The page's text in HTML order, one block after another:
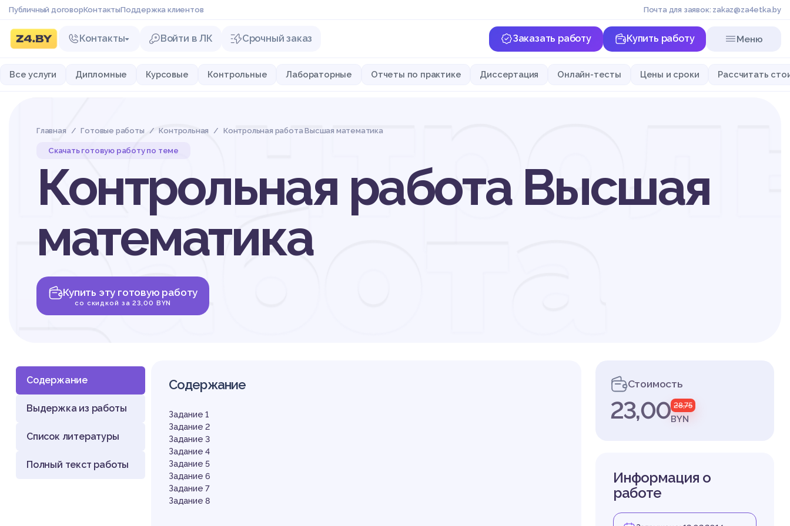
Публичный договорКонтактыПоддержка клиентов Почта для заявок: zakaz@za4etka.by
Контакты Войти в ЛК Срочный заказ Заказать работу Купить работу Меню
Все услуги Дипломные Курсовые Контрольные Лабораторные Отчеты по практике Диссертация Онлайн-тесты Цены и сроки Рассчитать
Главная Готовые работы Контрольная Контрольная работа Высшая математика
Скачать готовую работу по теме
Контрольная работа Высшая
математика
Купить эту готовую работу
со скидкой за 23,00 BYN
работа
Высшая
Содержание
Выдержка из работы
Список литературы
Полный текст работы
Содержание
Задание 1
Задание 2
Задание 3
Задание 4
Задание 5
Задание 6
Задание 7
Задание 8
Стоимость
23,00 28,75
BYN
Информация о
работе